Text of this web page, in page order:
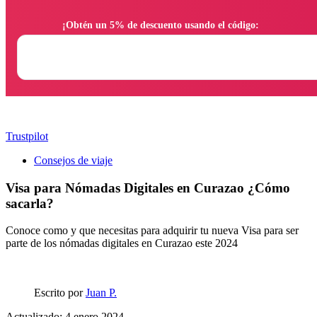
Trustpilot
Consejos de viaje
Visa para Nómadas Digitales en Curazao ¿Cómo
sacarla?
Conoce como y que necesitas para adquirir tu nueva Visa para ser
parte de los nómadas digitales en Curazao este 2024
Escrito porJuan P.